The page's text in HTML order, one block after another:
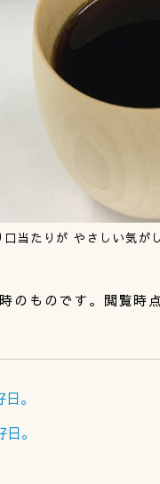
当たりが やさしい気が
のものです。閲覧時
。
。